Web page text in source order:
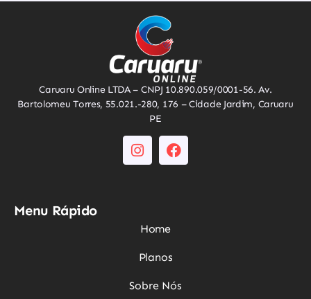
Caruaru Online LTDA – CNPJ 10.890.059/0001-56. Av.
Bartolomeu Torres, 55.021.-280, 176 – Cidade Jardim, Caruaru
PE
Menu Rápido
Home
Planos
Sobre Nós